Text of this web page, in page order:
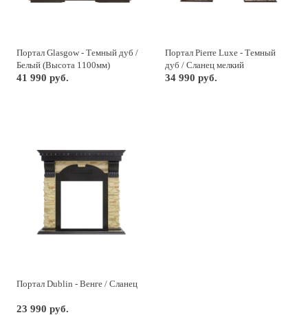
Портал Glasgow - Темный дуб /
Белый (Высота 1100мм)
41 990 руб.
Портал Pierre Luxe - Темный
дуб / Сланец мелкий
34 990 руб.
Портал Dublin - Венге / Сланец
23 990 руб.